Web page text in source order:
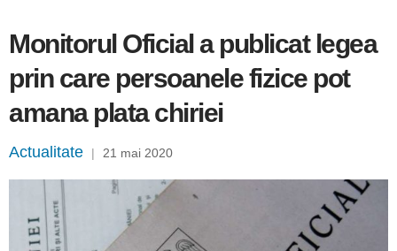
Monitorul Oficial a publicat legea
prin care persoanele fizice pot
amana plata chiriei
Actualitate | 21 mai 2020